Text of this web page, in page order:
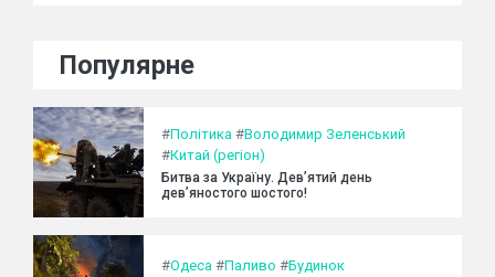
Популярне
#Політика #Володимир Зеленський
#Китай (регіон)
Битва за Україну. Дев’ятий день
дев’яностого шостого!
#Одеса #Паливо #Будинок